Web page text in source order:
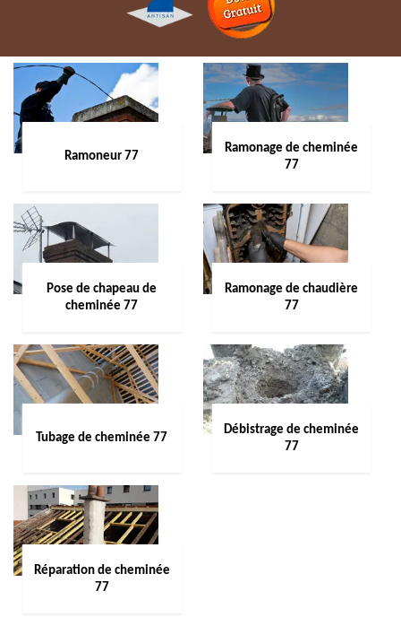
Ramoneur 77
Ramonage de cheminée
77
Pose de chapeau de
cheminée 77
Ramonage de chaudière
77
Tubage de cheminée 77
Débistrage de cheminée
77
Réparation de cheminée
77